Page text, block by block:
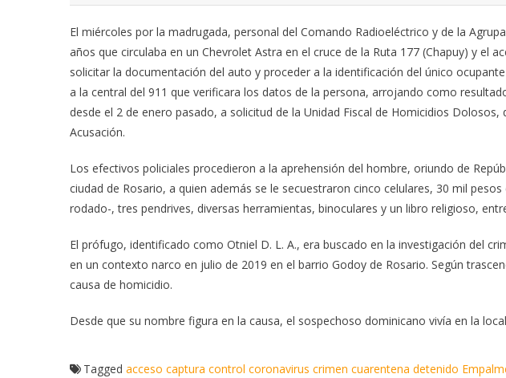
El miércoles por la madrugada, personal del Comando Radioeléctrico y de la
años que circulaba en un Chevrolet Astra en el cruce de la Ruta 177 (Chapuy) y el
solicitar la documentación del auto y proceder a la identificación del único
a la central del 911 que verificara los datos de la persona, arrojando como
desde el 2 de enero pasado, a solicitud de la Unidad Fiscal de Homicidios
Acusación.
Los efectivos policiales procedieron a la aprehensión del hombre, oriundo de
ciudad de Rosario, a quien además se le secuestraron cinco celulares, 30 mil
rodado-, tres pendrives, diversas herramientas, binoculares y un libro religioso,
El prófugo, identificado como Otniel D. L. A., era buscado en la investigación del
en un contexto narco en julio de 2019 en el barrio Godoy de Rosario. Según
causa de homicidio.
Desde que su nombre figura en la causa, el sospechoso dominicano vivía en la
Tagged acceso captura control coronavirus crimen cuarentena detenido